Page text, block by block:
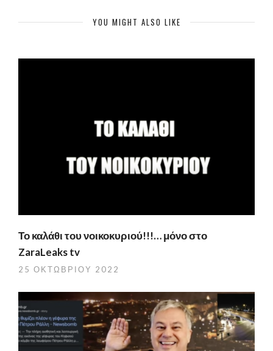
YOU MIGHT ALSO LIKE
Το καλάθι του νοικοκυριού!!!… μόνο στο
ZaraLeaks tv
25 ΟΚΤΩΒΡΊΟΥ 2022